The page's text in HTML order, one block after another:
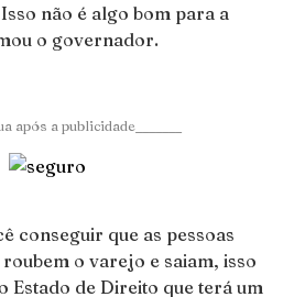
não é algo bom para a
o governador.
após a publicidade_______
conseguir que as pessoas
o varejo e saiam, isso
Estado de Direito que terá um